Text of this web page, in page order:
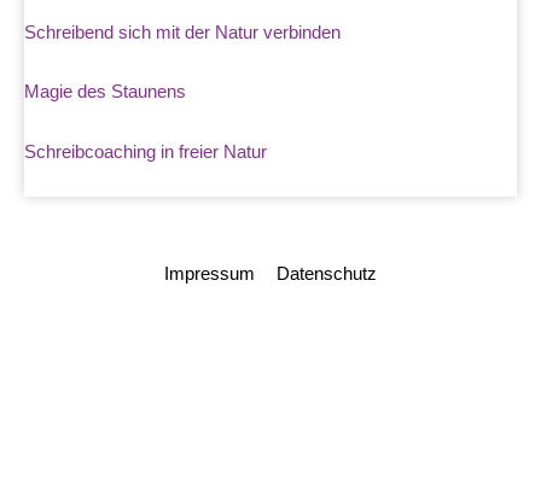
Schreibend sich mit der Natur verbinden
Magie des Staunens
Schreibcoaching in freier Natur
Impressum Datenschutz